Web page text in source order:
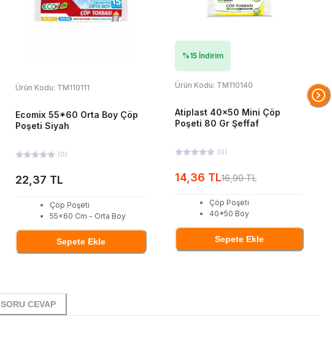
Ürün Kodu: TM110111
Ecomix 55*60 Orta Boy Çöp
Poşeti Siyah
(0)
22,37 TL
Çöp Poşeti
55x60 Cm - Orta Boy
Sepete Ekle
%15 İndirim
Ürün Kodu: TM110140
Atiplast 40x50 Mini Çöp
Poşeti 80 Gr Şeffaf
(0)
14,36 TL16,90 TL
Çöp Poşeti
40*50 Boy
Sepete Ekle
SORU CEVAP